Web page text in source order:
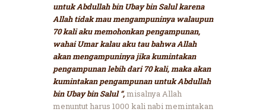
untuk Abdullah bin Ubay bin Salul karena
Allah tidak mau mengampuninya walaupun
70 kali aku memohonkan pengampunan,
wahai Umar kalau aku tau bahwa Allah
akan mengampuninya jika kumintakan
pengampunan lebih dari 70 kali, maka akan
kumintakan pengampunan untuk Abdullah
bin Ubay bin Salul “,misalnya Allah
menuntut harus 1000 kali nabi memintakan